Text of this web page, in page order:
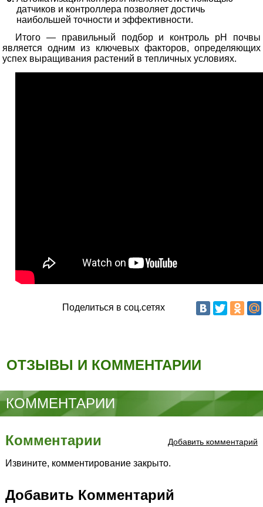
датчиков и контроллера позволяет достичь
наибольшей точности и эффективности.
Итого — правильный подбор и контроль pH почвы
является одним из ключевых факторов, определяющих
успех выращивания растений в тепличных условиях.
Поделиться в соц.сетях
ОТЗЫВЫ И КОММЕНТАРИИ
КОММЕНТАРИИ
Комментарии Добавить комментарий
Извините, комментирование закрыто.
Добавить Комментарий